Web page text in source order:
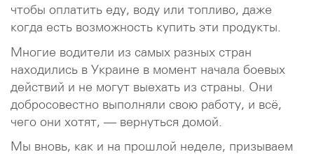
чтобы оплатить еду, воду или топливо, даже
когда есть возможность купить эти продукты.
Многие водители из самых разных стран
находились в Украине в момент начала боевых
действий и не могут выехать из страны. Они
добросовестно выполняли свою работу, и всё,
чего они хотят, — вернуться домой.
Мы вновь, как и на прошлой неделе, призываем